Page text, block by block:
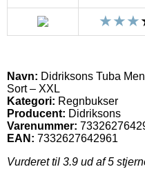
Navn: Didriksons Tuba
Sort – XXL
Kategori: Regnbukser
Producent: Didriksons
Varenummer:
EAN: 7332627642961
Vurderet til 3.9 ud af 5